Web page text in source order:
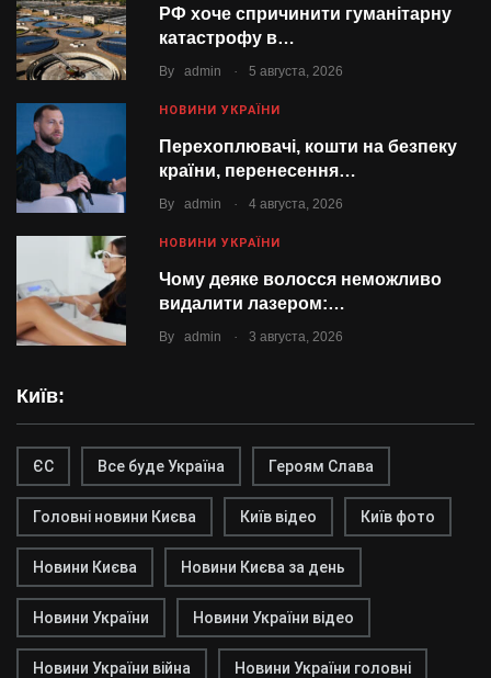
РФ хоче спричинити гуманітарну
катастрофу в…
By admin . 5 августа, 2026
НОВИНИ УКРАЇНИ
Перехоплювачі, кошти на безпеку
країни, перенесення…
By admin . 4 августа, 2026
НОВИНИ УКРАЇНИ
Чому деяке волосся неможливо
видалити лазером:…
By admin . 3 августа, 2026
Київ:
ЄС Все буде Україна Героям Слава
Головні новини Києва Київ відео Київ фото
Новини Києва Новини Києва за день
Новини України Новини України відео
Новини України війна Новини України головні